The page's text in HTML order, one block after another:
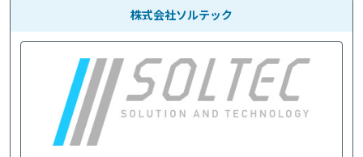
株式会社ソルテック